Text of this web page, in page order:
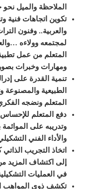
الملاحظة والميل
تكوين اتجاهات فنية
والعربية.. وفنون
لمجتمعه وولاءه
المتعلم من عمل
ومهارات وخبرات
تنمية القدرة على
الطبيعية
المتعلم ونضجه
دفع المتعلم
وتدريبه على الموائمة
والأداء الفني
اتخاذ التجريب
إلى اكتشاف المزيد
في العمليات
تكشف ذوي المواهب